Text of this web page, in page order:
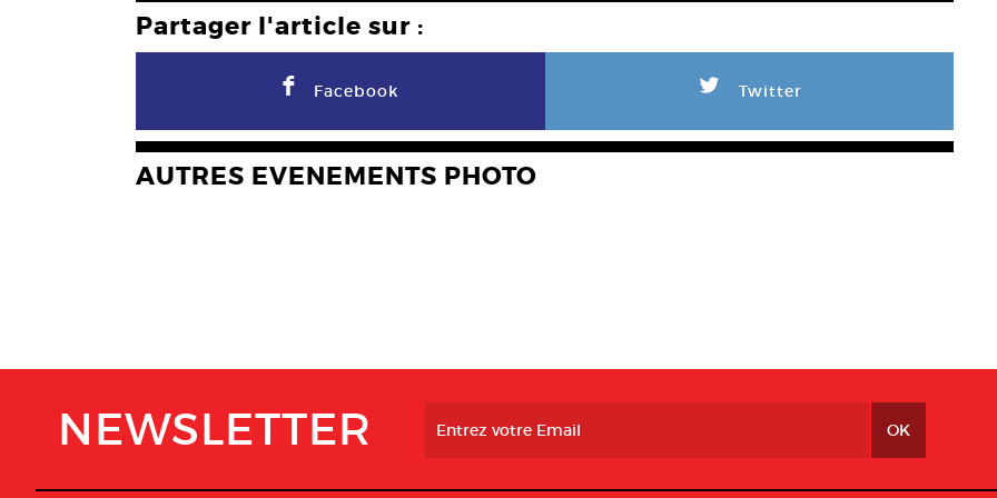
Partager l'article sur :
F Facebook L Twitter
AUTRES EVENEMENTS PHOTO
NEWSLETTER